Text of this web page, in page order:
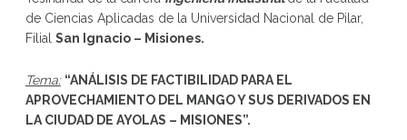
de Ciencias Aplicadas de la Universidad Nacional de Pilar,
Filial San Ignacio – Misiones.
Tema: “ANÁLISIS DE FACTIBILIDAD PARA EL
APROVECHAMIENTO DEL MANGO Y SUS DERIVADOS EN
LA CIUDAD DE AYOLAS – MISIONES”.